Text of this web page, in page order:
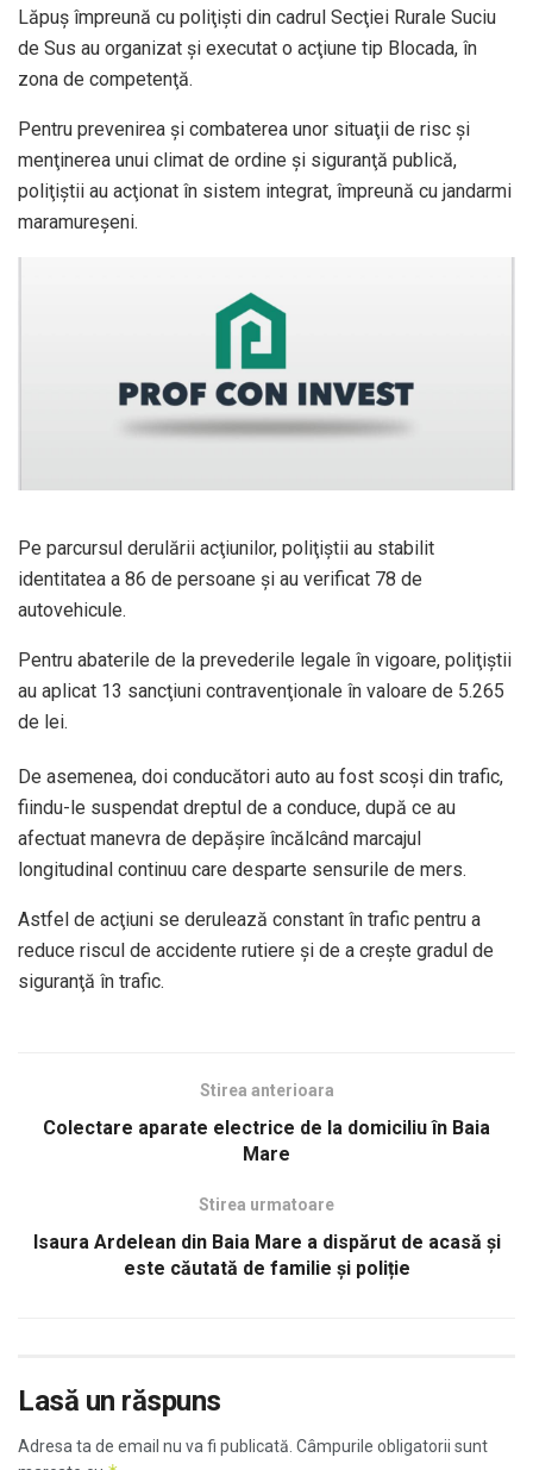
Lăpuş împreună cu poliţişti din cadrul Secţiei Rurale Suciu
de Sus au organizat şi executat o acţiune tip Blocada, în
zona de competenţă.
Pentru prevenirea şi combaterea unor situaţii de risc şi
menţinerea unui climat de ordine şi siguranţă publică,
poliţiştii au acţionat în sistem integrat, împreună cu jandarmi
maramureşeni.
Pe parcursul derulării acţiunilor, poliţiştii au stabilit
identitatea a 86 de persoane şi au verificat 78 de
autovehicule.
Pentru abaterile de la prevederile legale în vigoare, poliţiştii
au aplicat 13 sancţiuni contravenţionale în valoare de 5.265
de lei.
De asemenea, doi conducători auto au fost scoşi din trafic,
fiindu-le suspendat dreptul de a conduce, după ce au
afectuat manevra de depăşire încălcând marcajul
longitudinal continuu care desparte sensurile de mers.
Astfel de acţiuni se derulează constant în trafic pentru a
reduce riscul de accidente rutiere şi de a creşte gradul de
siguranţă în trafic.
Stirea anterioara
Colectare aparate electrice de la domiciliu în Baia
Mare
Stirea urmatoare
Isaura Ardelean din Baia Mare a dispărut de acasă și
este căutată de familie și poliție
Lasă un răspuns
Adresa ta de email nu va fi publicată. Câmpurile obligatorii sunt